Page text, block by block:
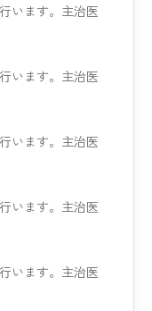
います。主治医
います。主治医
います。主治医
います。主治医
います。主治医